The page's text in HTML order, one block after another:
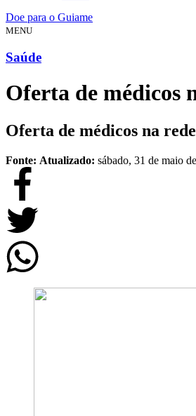
Doe para o Guiame
MENU
Saúde
Oferta de médicos
Oferta de médicos na
Fonte: Atualizado: sábado, 31 de maio